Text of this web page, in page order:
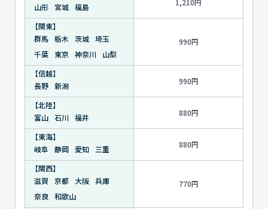
山形 宮城 福島
【関東】
群馬 栃木 茨城 埼玉
千葉
東京 神奈川 山梨
990円
【信越】
長野 新潟 990円
【北陸】
富山 石川 福井 880円
【東海】
岐阜
静岡 愛知 三重 880円
【関西】
滋賀
京都 大阪 兵庫
奈良 和歌山
770円